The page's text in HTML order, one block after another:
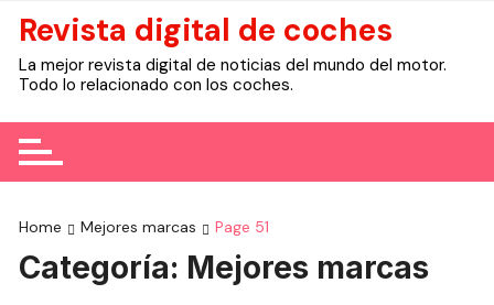
content
Revista digital de coches
La mejor revista digital de noticias del mundo del motor.
Todo lo relacionado con los coches.
Home Mejores marcas Page 51
Categoría: Mejores marcas